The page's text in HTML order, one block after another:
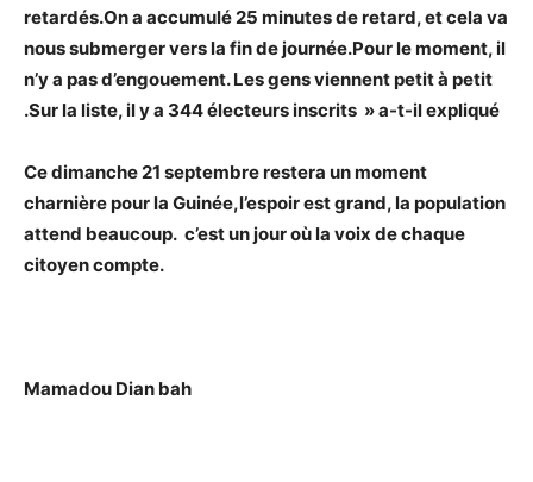
retardés.On a accumulé 25 minutes de retard, et cela va
nous submerger vers la fin de journée.Pour le moment, il
n’y a pas d’engouement. Les gens viennent petit à petit
.Sur la liste, il y a 344 électeurs inscrits » a-t-il expliqué
Ce dimanche 21 septembre restera un moment
charnière pour la Guinée,l’espoir est grand, la population
attend beaucoup. c’est un jour où la voix de chaque
citoyen compte.
Mamadou Dian bah